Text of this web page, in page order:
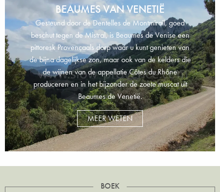
BEAUMES VAN VENETIË
Gesteund door de Dentelles de Montmirail, goed
beschut tegen de Mistral, is Beaumes de Venise een
pittoresk Provençaals dorp waar u kunt genieten van
de bijna dagelijkse zon, maar ook van de kelders die
de wijnen van de appellatie Côtes du Rhône
produceren en in het bijzonder de zoete muscat uit
Beaumes de Venetië.
MEER WETEN
BOEK